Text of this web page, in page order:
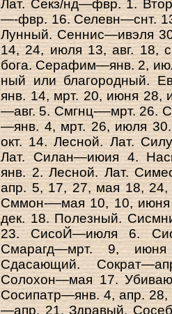
Лат. Секз/нд—фвр. 1.
—-фвр. 16. Селевн—снт.
Лунный. Сеннис—ивэля
14, 24, июля 13, авг. 18,
бога. Серафим—янв. 2,
ный или благородный.
янв. 14, мрт. 20, июня 28,
—авг. 5. Смгнц-—мрт. 26.
—янв. 4, мрт. 26, июля
окт. 14. Лесной. Лат.
Лат. Силан—июия 4.
янв. 2. Лесной. Лат.
апр. 5, 17, 27, мая 18,
Сммон-—мая 10, 10,
дек. 18. Полезный.
23. СисоЙ—июля 6.
Смарагд—мрт. 9,
Сдасающий.
Солохон—мая 17.
Сосипатр—янв. 4, апр.
—апр. 21. Здравый.